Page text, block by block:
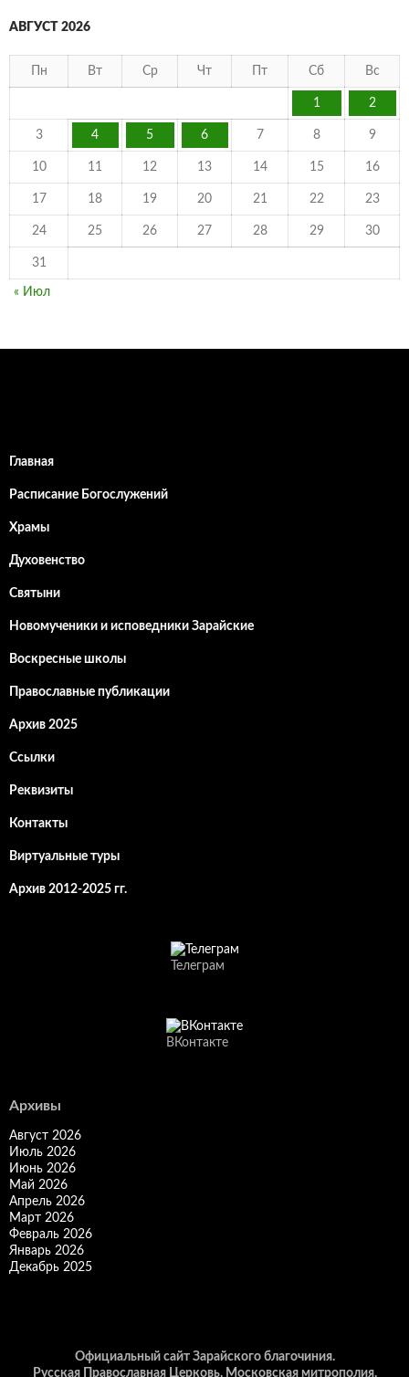
АВГУСТ 2026
Пн Вт Ср Чт Пт Сб Вс
1 2
3 4 5 6 7 8 9
10 11 12 13 14 15 16
17 18 19 20 21 22 23
24 25 26 27 28 29 30
31
« Июл
Главная
Расписание Богослужений
Храмы
Духовенство
Святыни
Новомученики и исповедники Зарайские
Воскресные школы
Православные публикации
Архив 2025
Ссылки
Реквизиты
Контакты
Виртуальные туры
Архив 2012-2025 гг.
Телеграм
ВКонтакте
Архивы
Август 2026
Июль 2026
Июнь 2026
Май 2026
Апрель 2026
Март 2026
Февраль 2026
Январь 2026
Декабрь 2025
Официальный сайт Зарайского благочиния.
Русская Православная Церковь, Московская митрополия,